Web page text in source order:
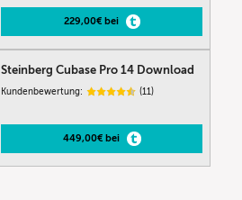
229,00€ bei
Steinberg Cubase Pro 14 Download
Kundenbewertung: (11)
449,00€ bei